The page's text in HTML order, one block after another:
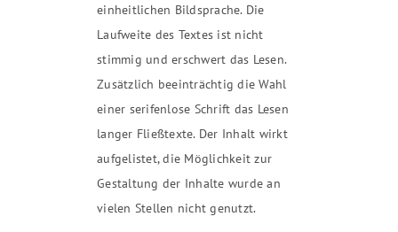
einheitlichen Bildsprache. Die
Laufweite des Textes ist nicht
stimmig und erschwert das Lesen.
Zusätzlich beeinträchtig die Wahl
einer serifenlose Schrift das Lesen
langer Fließtexte. Der Inhalt wirkt
aufgelistet, die Möglichkeit zur
Gestaltung der Inhalte wurde an
vielen Stellen nicht genutzt.